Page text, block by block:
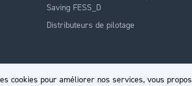
cookies pour améliorer nos services, vous
Saving FESS_D
Distributeurs de pilotage